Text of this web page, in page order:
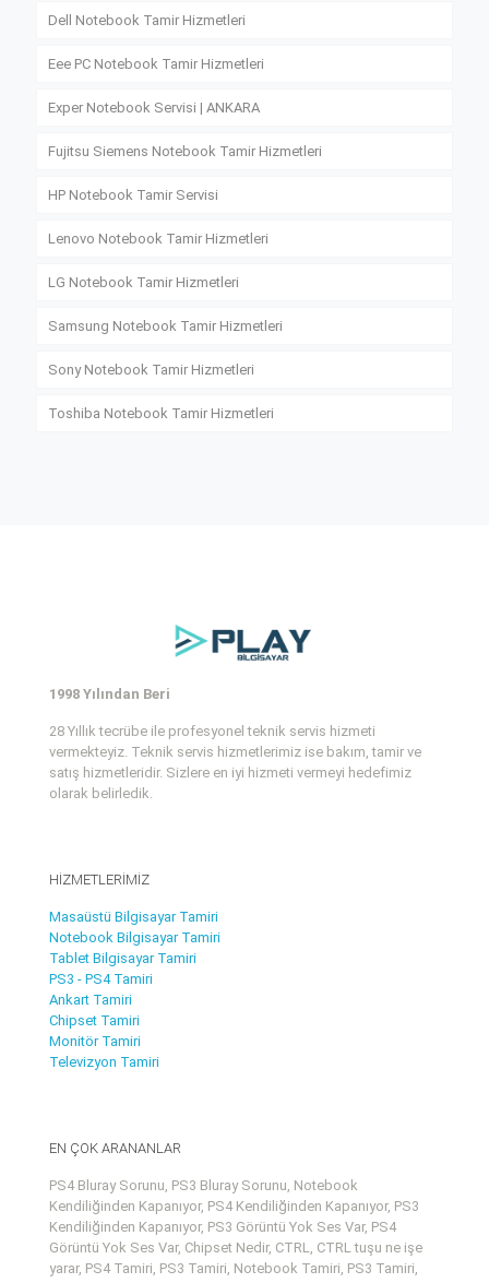
Dell Notebook Tamir Hizmetleri
Eee PC Notebook Tamir Hizmetleri
Exper Notebook Servisi | ANKARA
Fujitsu Siemens Notebook Tamir Hizmetleri
HP Notebook Tamir Servisi
Lenovo Notebook Tamir Hizmetleri
LG Notebook Tamir Hizmetleri
Samsung Notebook Tamir Hizmetleri
Sony Notebook Tamir Hizmetleri
Toshiba Notebook Tamir Hizmetleri
1998 Yılından Beri
28 Yıllık tecrübe ile profesyonel teknik servis hizmeti
vermekteyiz. Teknik servis hizmetlerimiz ise bakım, tamir ve
satış hizmetleridir. Sizlere en iyi hizmeti vermeyi hedefimiz
olarak belirledik.
HİZMETLERİMİZ
Masaüstü Bilgisayar Tamiri
Notebook Bilgisayar Tamiri
Tablet Bilgisayar Tamiri
PS3 - PS4 Tamiri
Ankart Tamiri
Chipset Tamiri
Monitör Tamiri
Televizyon Tamiri
EN ÇOK ARANANLAR
PS4 Bluray Sorunu, PS3 Bluray Sorunu, Notebook
Kendiliğinden Kapanıyor, PS4 Kendiliğinden Kapanıyor, PS3
Kendiliğinden Kapanıyor, PS3 Görüntü Yok Ses Var, PS4
Görüntü Yok Ses Var, Chipset Nedir, CTRL, CTRL tuşu ne işe
yarar, PS4 Tamiri, PS3 Tamiri, Notebook Tamiri, PS3 Tamiri,